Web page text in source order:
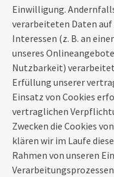
Einwilligung.
verarbeiteten Daten
Interessen (z. B. an
unseres
Nutzbarkeit)
Erfüllung unserer
Einsatz von Cookies
vertraglichen
Zwecken die Cookies
klären wir im Laufe
Rahmen von unseren